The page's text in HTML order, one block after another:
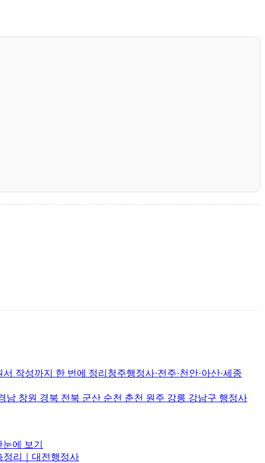
작성까지 한 번에 정리청주행정사·전주·천안·아산·세종
창원 경북 전북 군산 순천 춘천 원주 강릉 강남구 행정사
에 보기
정리｜대전행정사